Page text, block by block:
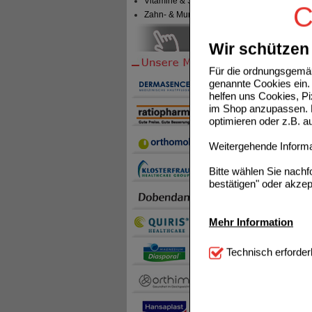
Wir
Für die
genannte Cookies
helfen uns Cookies,
im Shop anzupassen.
optimieren oder z.B.
Weitergehende
Bitte wählen Sie
bestätigen" oder
Mehr Information
Technisch
notwendig sind (z.B.
Diese
beispielsweise für
Technisch
Zahn- & Mundpflege
der
sie die
Dank
für
Sie